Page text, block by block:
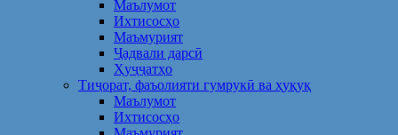
Маълумот
Ихтисосҳо
Маъмурият
Ҷадвали дарсӣ
Ҳуҷҷатҳо
Тиҷорат, фаъолияти гумрукӣ ва ҳуқуқ
Маълумот
Ихтисосҳо